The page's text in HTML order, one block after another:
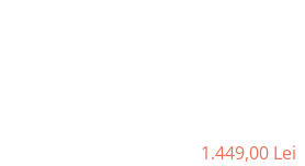
1.449,00 Lei